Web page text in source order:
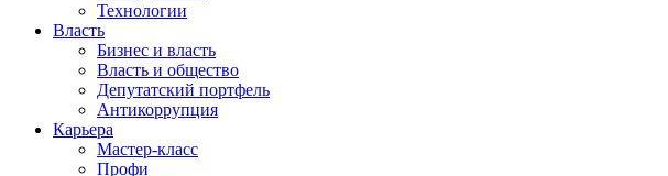
Технологии
Власть
Бизнес и власть
Власть и общество
Депутатский портфель
Антикоррупция
Карьера
Мастер-класс
Профи